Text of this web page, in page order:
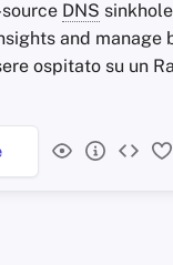
DNS
and
ospitato su un